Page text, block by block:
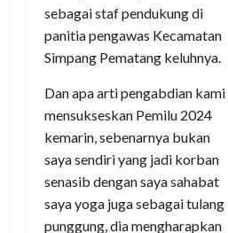
sebagai staf pendukung di
panitia pengawas Kecamatan
Simpang Pematang keluhnya.
Dan apa arti pengabdian kami
mensukseskan Pemilu 2024
kemarin, sebenarnya bukan
saya sendiri yang jadi korban
senasib dengan saya sahabat
saya yoga juga sebagai tulang
punggung, dia mengharapkan